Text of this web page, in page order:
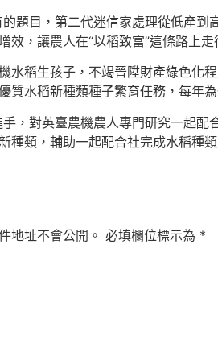
題目，第二代迷信家處理從低產
效，讓農人在“以稻致富”這條路上走
水稻生孩子，不竭晉陞財產綠色化
質水稻新種類種子繁育任務，每年
，對英臺農機農人專門研究一起
種類，輔助一起配合社完成水稻種
地址不會公開。 必填欄位標示為 *